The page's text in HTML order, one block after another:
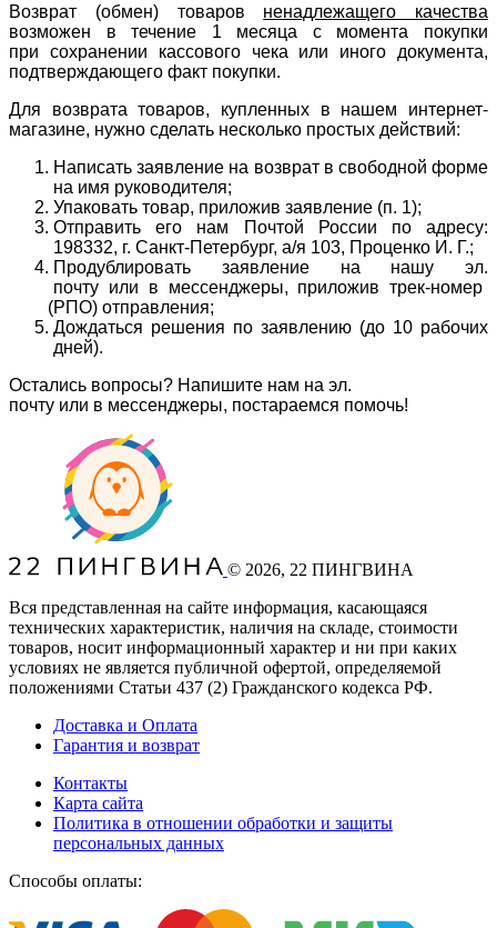
Возврат
(обмен) товаров ненадлежащего качества
возможен в течение 1 месяца с момента покупки
при сохранении кассового чека или иного документа,
подтверждающего факт покупки.
Для возврата товаров, купленных в нашем интернет-
магазине, нужно сделать несколько простых действий:
Написать заявление на возврат в свободной форме
на имя руководителя;
Упаковать товар, приложив заявление (п. 1);
Отправить его нам Почтой России по адресу:
198332, г. Санкт-Петербург, а/я 103, Проценко И. Г.;
Продублировать заявление на нашу эл.
почту или в мессенджеры, приложив трек-номер
(РПО) отправления;
Дождаться решения по заявлению (до 10 рабочих
дней).
Остались вопросы? Напишите нам на эл.
почту или в мессенджеры, постараемся помочь!
© 2026, 22 ПИНГВИНА
Вся представленная на сайте информация, касающаяся
технических характеристик, наличия на складе, стоимости
товаров, носит информационный характер и ни при каких
условиях не является публичной офертой, определяемой
положениями Статьи 437 (2) Гражданского кодекса РФ.
Доставка и Оплата
Гарантия и возврат
Контакты
Карта сайта
Политика в отношении обработки и защиты
персональных данных
Способы оплаты: